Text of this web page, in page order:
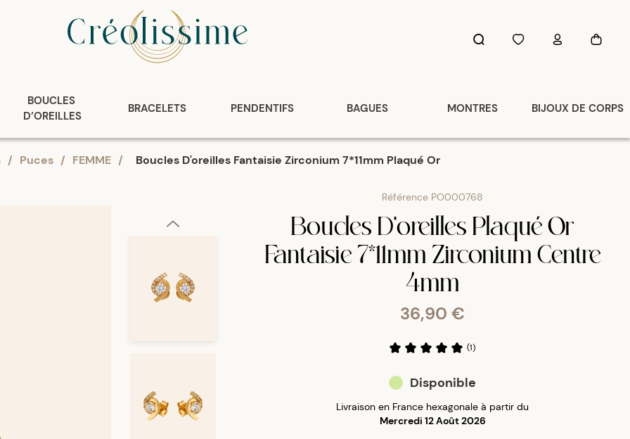
BOUCLES
D’OREILLES
BRACELETS PENDENTIFS BAGUES MONTRES BIJOUX DE CORPS
/ Puces / FEMME / Boucles D'oreilles Fantaisie Zirconium 7*11mm Plaqué Or
Référence PO000768
Boucles D'oreilles Plaqué Or
Fantaisie 7*11mm Zirconium Centre
4mm
36,90 €
(1)
Disponible
Livraison en France hexagonale à partir du
Mercredi 12 Août 2026